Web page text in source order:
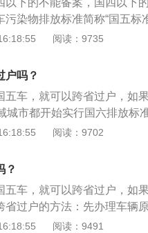
。
以下的不能备案，国四以下
染物排放标准简称“国五标
粒物等汽车排放的限制比
购买车辆后，需要到车辆
的身份证明；记得同时办理
料到当地车管所审核，审核
辆年检，直接去检测现场的
动车行驶证，这样过户就完
阅读：9735
户吗？
五车，就可以跨省过户，如
城市都开始实行国六排放标
准的相关信息如下：简介
含量的规定。实施情况：从
欧洲I号改为欧洲II号，到
阅读：9702
？
五车，就可以跨省过户，如
省过户的方法：先办理车辆
管所办理迁出手续。将相
阅读：9491